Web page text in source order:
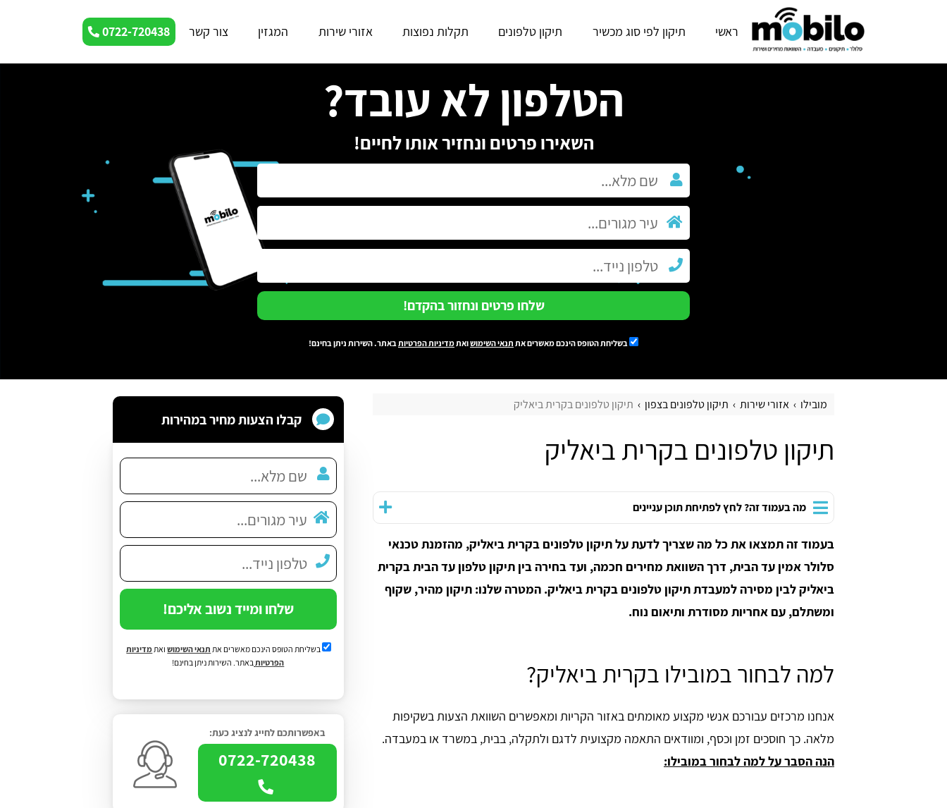
ראשי תיקון לפי סוג מכשיר תיקון טלפונים תקלות נפוצות אזורי שירות המגזין צור קשר 0722-720438
הטלפון לא עובד?
השאירו פרטים ונחזיר אותו לחיים!
שלחו פרטים ונחזור בהקדם!
בשליחת הטופס הינכם מאשרים את תנאי השימושואת מדיניות הפרטיות באתר. השירות ניתן בחינם!
מובילו אזורי שירות תיקון טלפונים בצפון תיקון טלפונים בקרית ביאליק
תיקון טלפונים בקרית ביאליק
מה בעמוד זה? לחץ לפתיחת תוכן עניינים
בעמוד זה תמצאו את כל מה שצריך לדעת על תיקון טלפונים בקרית ביאליק, מהזמנת טכנאי
סלולר אמין עד הבית, דרך השוואת מחירים חכמה, ועד בחירה בין תיקון טלפון עד הבית בקרית
ביאליק לבין מסירה למעבדת תיקון טלפונים בקרית ביאליק. המטרה שלנו: תיקון מהיר, שקוף
ומשתלם, עם אחריות מסודרת ותיאום נוח.
למה לבחור במובילו בקרית ביאליק?
אנחנו מרכזים עבורכם אנשי מקצוע מאומתים באזור הקריות ומאפשרים השוואת הצעות בשקיפות
מלאה. כך חוסכים זמן וכסף, ומוודאים התאמה מקצועית לדגם ולתקלה, בבית, במשרד או במעבדה.
הנה הסבר על למה לבחור במובילו:
קבלו הצעות מחיר במהירות
שלחו ומייד נשוב אליכם!
בשליחת הטופס הינכם מאשרים את תנאי השימושואת מדיניות
הפרטיות באתר. השירות ניתן בחינם!
באפשרותכם לחייג לנציג כעת:
0722-720438